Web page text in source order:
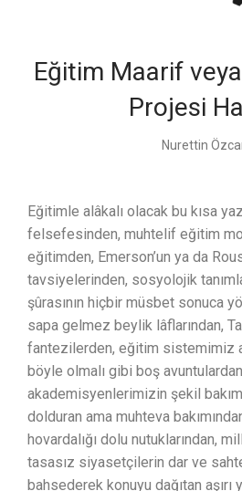
Eğitim Maarif
Projesi
Nurettin
Eğitimle alâkalı olacak bu kısa
felsefesinden, muhtelif eğitim
eğitimden, Emerson’un ya da
tavsiyelerinden, sosyolojik
şûrasının hiçbir müsbet sonuca
sapa gelmez beylik lâflarından,
fantezilerden, eğitim sistemimiz
böyle olmalı gibi boş
akademisyenlerimizin şekil
dolduran ama muhteva
hovardalığı dolu nutuklarından,
tasasız siyasetçilerin dar ve
bahsederek konuyu dağıtan aşırı